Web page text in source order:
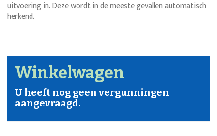
uitvoering in. Deze wordt in de meeste gevallen automatisch
herkend.
Winkelwagen
U heeft nog geen vergunningen
aangevraagd.